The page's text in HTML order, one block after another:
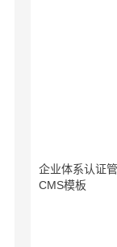
企业体系认证
CMS模板